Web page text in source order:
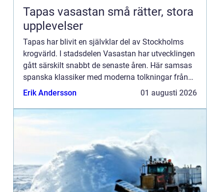
Tapas vasastan små rätter, stora
upplevelser
Tapas har blivit en självklar del av Stockholms
krogvärld. I stadsdelen Vasastan har utvecklingen
gått särskilt snabbt de senaste åren. Här samsas
spanska klassiker med moderna tolkningar från
hela världen. För många handlar en kväll med
Erik Andersson 01 augusti 2026